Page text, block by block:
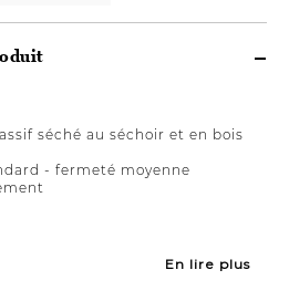
séché au séchoir et en bois
- fermeté moyenne
En lire plus